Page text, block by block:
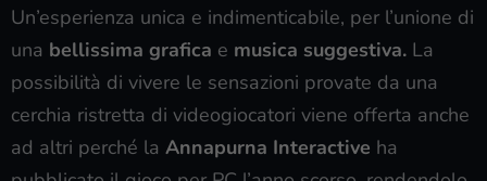
Un’esperienza unica e indimenticabile, per l’unione di
una bellissima grafica e musica suggestiva. La
possibilità di vivere le sensazioni provate da una
cerchia ristretta di videogiocatori viene offerta anche
ad altri perché la Annapurna Interactive ha